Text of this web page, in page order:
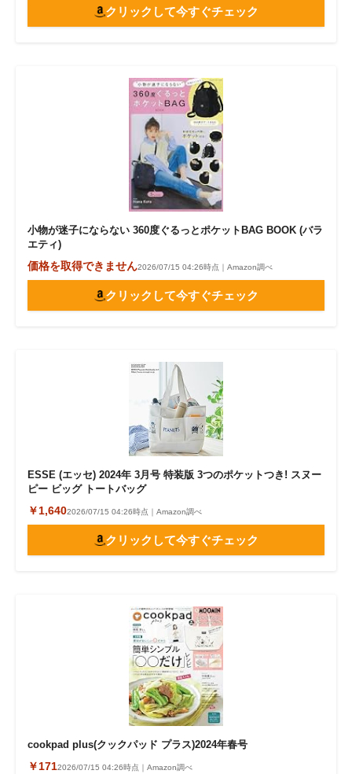
クリックして今すぐチェック
小物が迷子にならない 360度ぐるっとポケットBAG BOOK (バラ
エティ)
価格を取得できません2026/07/15 04:26時点｜Amazon調べ
クリックして今すぐチェック
ESSE (エッセ) 2024年 3月号 特装版 3つのポケットつき! スヌー
ピー ビッグ トートバッグ
￥1,6402026/07/15 04:26時点｜Amazon調べ
クリックして今すぐチェック
cookpad plus(クックパッド プラス)2024年春号
￥1712026/07/15 04:26時点｜Amazon調べ